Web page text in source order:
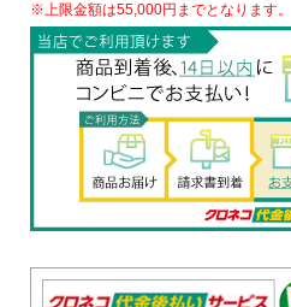
※上限金額は55,000円までとなります。